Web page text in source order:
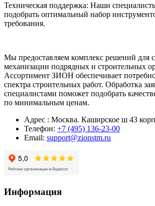
Техническая поддержка: Наши
подобрать оптимальный набор
требования.
Мы предоставляем комплекс решений для
механизации подрядных и строительных
Ассортимент ЗИОН обеспечивает
спектра строительных работ. Обработка
специалистами поможет подобрать
по минимальным ценам.
Адрес : Москва. Каширское ш 43
Телефон: +7 (495) 136-23-00
Email: support@zionstm.ru
Информация